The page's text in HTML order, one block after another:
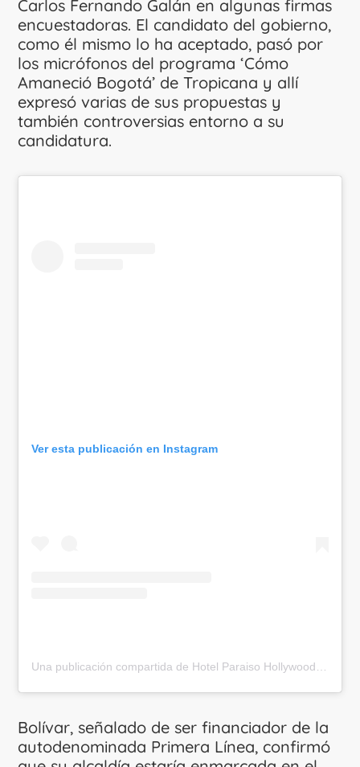
Carlos Fernando Galán en algunas firmas
encuestadoras. El candidato del gobierno,
como él mismo lo ha aceptado, pasó por
los micrófonos del programa ‘Cómo
Amaneció Bogotá’ de Tropicana y allí
expresó varias de sus propuestas y
también controversias entorno a su
candidatura.
Ver esta publicación en Instagram
Bolívar, señalado de ser financiador de la
autodenominada Primera Línea, confirmó